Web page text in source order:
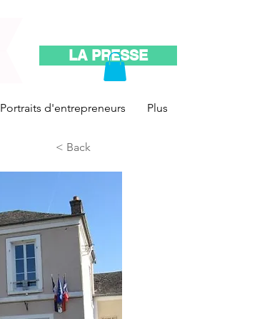
Portraits d'entrepreneurs Plus
LA PRESSE
< Back